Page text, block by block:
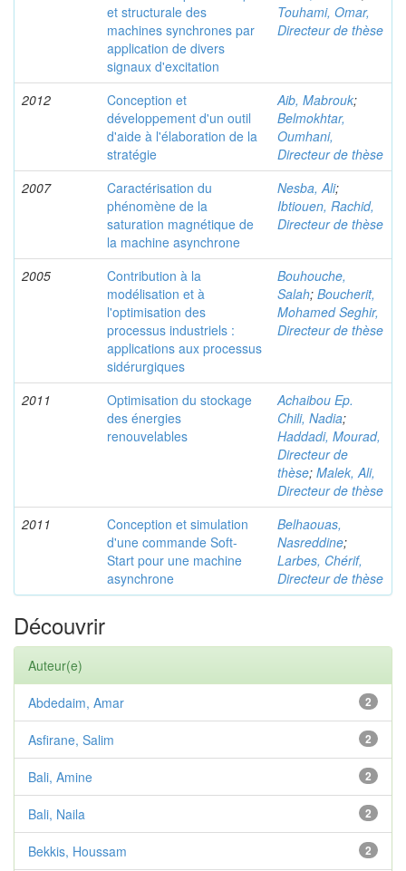
et structurale des
machines synchrones par
application de divers
signaux d'excitation
Touhami, Omar,
Directeur de thèse
2012
Conception et
développement d'un outil
d'aide à l'élaboration de la
stratégie
Aib, Mabrouk;
Belmokhtar,
Oumhani,
Directeur de thèse
2007
Caractérisation du
phénomène de la
saturation magnétique de
la machine asynchrone
Nesba, Ali;
Ibtiouen, Rachid,
Directeur de thèse
2005
Contribution à la
modélisation et à
l'optimisation des
processus industriels :
applications aux processus
sidérurgiques
Bouhouche,
Salah; Boucherit,
Mohamed Seghir,
Directeur de thèse
2011
Optimisation du stockage
des énergies
renouvelables
Achaibou Ep.
Chili, Nadia;
Haddadi, Mourad,
Directeur de
thèse; Malek, Ali,
Directeur de thèse
2011
Conception et simulation
d'une commande Soft-
Start pour une machine
asynchrone
Belhaouas,
Nasreddine;
Larbes, Chérif,
Directeur de thèse
Découvrir
Auteur(e)
2
Abdedaim, Amar
2
Asfirane, Salim
2
Bali, Amine
2
Bali, Naila
2
Bekkis, Houssam